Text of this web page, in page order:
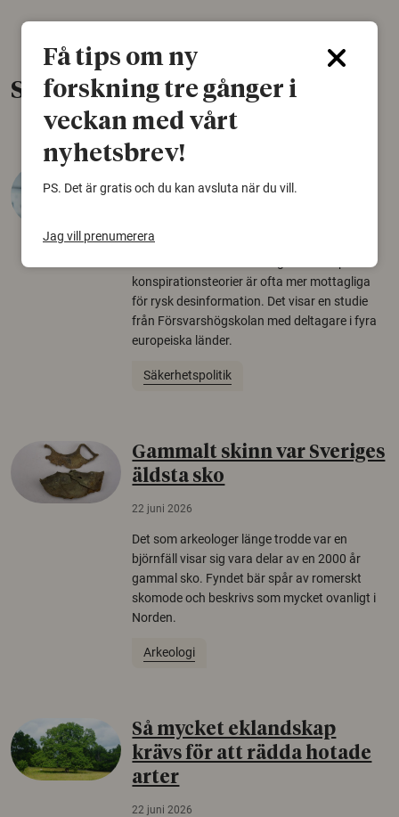
Senaste nytt
30 juli 2026
konspirationsteorier är ofta mer mottagliga
för rysk desinformation. Det visar en studie
från Försvarshögskolan med deltagare i fyra
europeiska länder.
Säkerhetspolitik
Gammalt skinn var Sveriges
äldsta sko
22 juni 2026
Det som arkeologer länge trodde var en
björnfäll visar sig vara delar av en 2000 år
gammal sko. Fyndet bär spår av romerskt
skomode och beskrivs som mycket ovanligt i
Norden.
Arkeologi
Så mycket eklandskap
krävs för att rädda hotade
arter
22 juni 2026
Få tips om ny
forskning tre gånger i
veckan med vårt
nyhetsbrev!
PS. Det är gratis och du kan avsluta när du vill.
Jag vill prenumerera